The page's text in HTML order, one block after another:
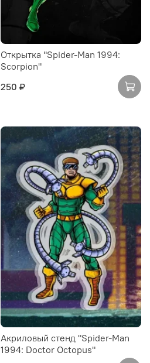
Открытка "Spider-Man 1994:
Scorpion"
250 ₽
Акриловый стенд "Spider-Man
1994: Doctor Octopus"